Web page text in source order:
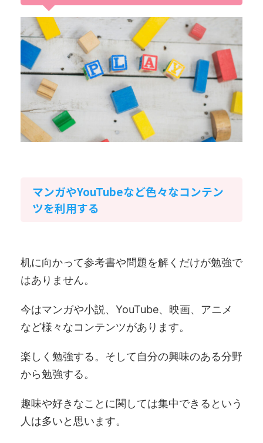
マンガやYouTubeなど色々なコンテン
ツを利用する
机に向かって参考書や問題を解くだけが勉強で
はありません。
今はマンガや小説、YouTube、映画、アニメ
など様々なコンテンツがあります。
楽しく勉強する。そして自分の興味のある分野
から勉強する。
趣味や好きなことに関しては集中できるという
人は多いと思います。